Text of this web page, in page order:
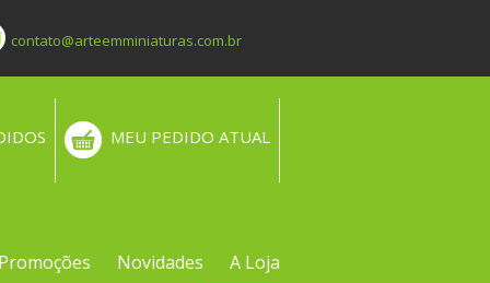
contato@arteemminiaturas.com.br
MEU PEDIDO ATUAL
Promoções Novidades A Loja